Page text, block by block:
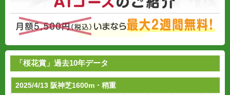
「桜花賞」過去10年データ
2025/4/13 阪神芝1600m・稍重